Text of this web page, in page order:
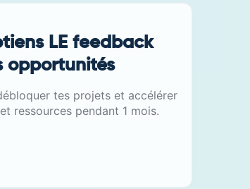
LE feedback
opportunités
tes projets et accélérer
ressources pendant 1 mois.